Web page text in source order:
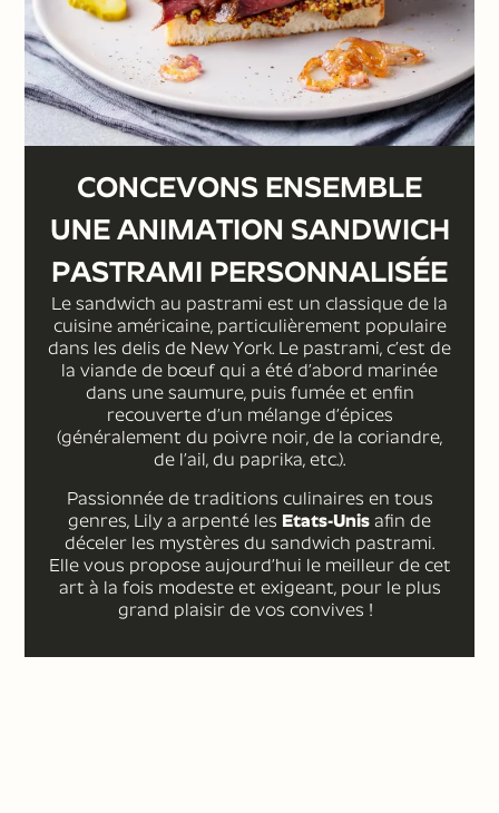
DEMANDER UN DEVIS ⟶
CONCEVONS ENSEMBLE
UNE ANIMATION SANDWICH
PASTRAMI PERSONNALISÉE
Le sandwich au pastrami est un classique de la
cuisine américaine, particulièrement populaire
dans les delis de New York. Le pastrami, c’est de
la viande de bœuf qui a été d’abord marinée
dans une saumure, puis fumée et enfin
recouverte d’un mélange d’épices
(généralement du poivre noir, de la coriandre,
de l’ail, du paprika, etc.).
Passionnée de traditions culinaires en tous
genres, Lily a arpenté les Etats-Unis afin de
déceler les mystères du sandwich pastrami.
Elle vous propose aujourd’hui le meilleur de cet
art à la fois modeste et exigeant, pour le plus
grand plaisir de vos convives !